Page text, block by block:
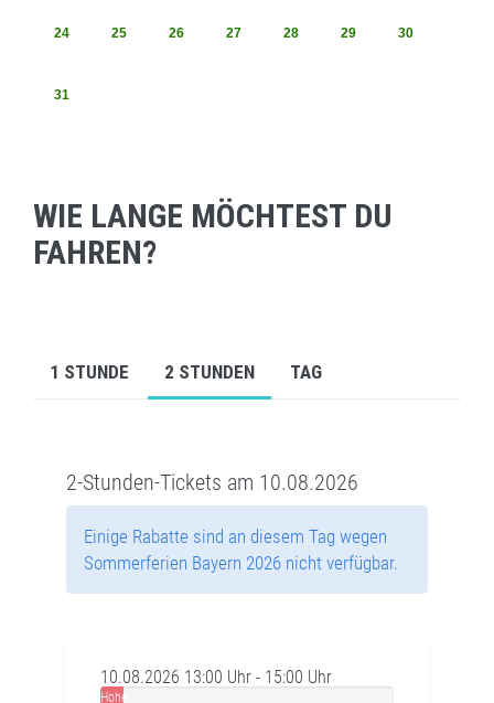
24 25 26 27 28 29 30
31
WIE LANGE MÖCHTEST DU
FAHREN?
1 STUNDE 2 STUNDEN TAG
2-Stunden-Tickets am 10.08.2026
Einige Rabatte sind an diesem Tag wegen
Sommerferien Bayern 2026 nicht verfügbar.
10.08.2026 13:00 Uhr - 15:00 Uhr
Hohe